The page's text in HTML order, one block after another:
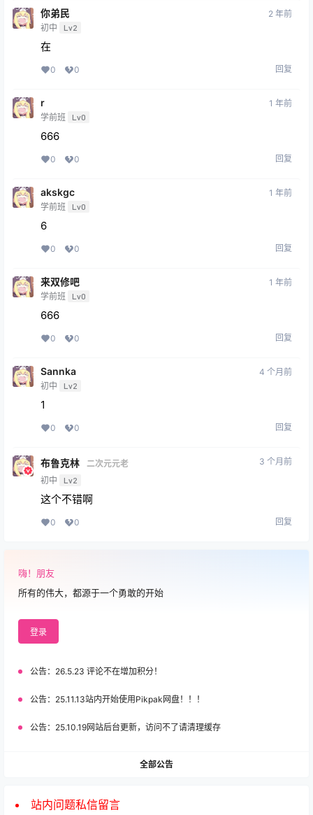
你弟民
初中 Lv2
2 年前
在
0 0 回复
r
学前班 Lv0
1 年前
666
0 0 回复
akskgc
学前班 Lv0
1 年前
6
0 0 回复
来双修吧
学前班 Lv0
1 年前
666
0 0 回复
Sannka
初中 Lv2
4 个月前
1
0 0 回复
布鲁克林
二次元元老
初中
Lv2
3 个月前
这个不错啊
0 0 回复
嗨！朋友
所有的伟大，都源于一个勇敢的开始
登录
公告： 26.5.23 评论不在增加积分！
公告： 25.11.13站内开始使用Pikpak网盘！！！
公告： 25.10.19网站后台更新，访问不了请清理缓存
全部公告
站内问题私信留言